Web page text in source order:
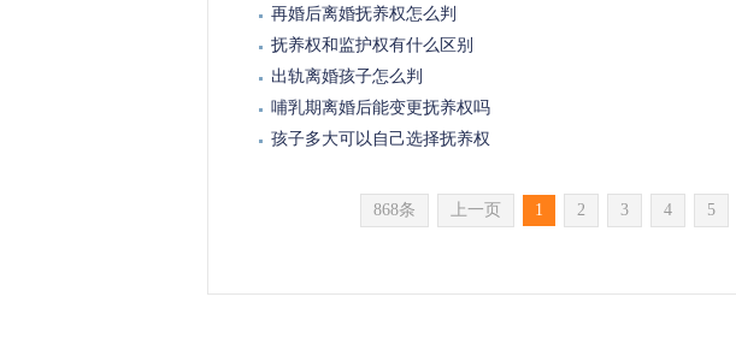
再婚后离婚抚养权怎么判
抚养权和监护权有什么区别
出轨离婚孩子怎么判
哺乳期离婚后能变更抚养权吗
孩子多大可以自己选择抚养权
868条 上一页 1 2 3 4 5